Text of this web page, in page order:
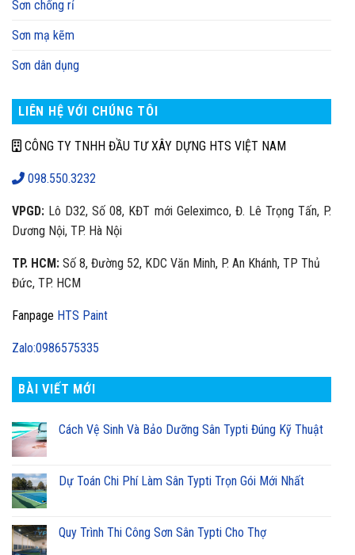
Sơn chống rỉ
Sơn mạ kẽm
Sơn dân dụng
LIÊN HỆ VỚI CHÚNG TÔI
CÔNG TY TNHH ĐẦU TƯ XÂY DỰNG HTS VIỆT NAM
098.550.3232
VPGD: Lô D32, Số 08, KĐT mới Geleximco, Đ. Lê Trọng Tấn, P.
Dương Nội, TP. Hà Nội
TP. HCM: Số 8, Đường 52, KDC Văn Minh, P. An Khánh, TP Thủ
Đức, TP. HCM
Fanpage HTS Paint
Zalo:0986575335
BÀI VIẾT MỚI
Cách Vệ Sinh Và Bảo Dưỡng Sân Typti Đúng Kỹ Thuật
Dự Toán Chi Phí Làm Sân Typti Trọn Gói Mới Nhất
Quy Trình Thi Công Sơn Sân Typti Cho Thợ